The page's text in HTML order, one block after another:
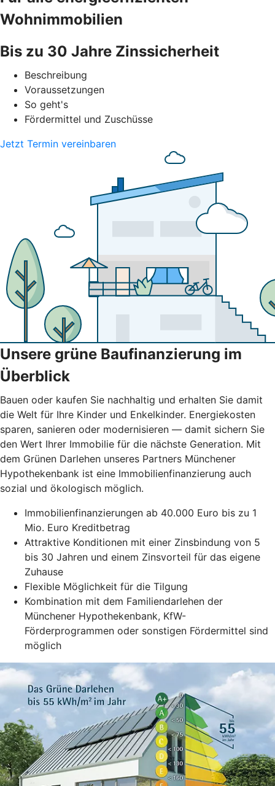
Wohnimmobilien
Bis zu 30 Jahre Zinssicherheit
Beschreibung
Voraussetzungen
So geht's
Fördermittel und Zuschüsse
Jetzt Termin vereinbaren
Unsere grüne Baufinanzierung im
Überblick
Bauen oder kaufen Sie nachhaltig und erhalten Sie damit
die Welt für Ihre Kinder und Enkelkinder. Energiekosten
sparen, sanieren oder modernisieren — damit sichern Sie
den Wert Ihrer Immobilie für die nächste Generation. Mit
dem Grünen Darlehen unseres Partners Münchener
Hypothekenbank ist eine Immobilienfinanzierung auch
sozial und ökologisch möglich.
Immobilienfinanzierungen ab 40.000 Euro bis zu 1
Mio. Euro Kreditbetrag
Attraktive Konditionen mit einer Zinsbindung von 5
bis 30 Jahren und einem Zinsvorteil für das eigene
Zuhause
Flexible Möglichkeit für die Tilgung
Kombination mit dem Familiendarlehen der
Münchener Hypothekenbank, KfW-
Förderprogrammen oder sonstigen Fördermittel sind
möglich